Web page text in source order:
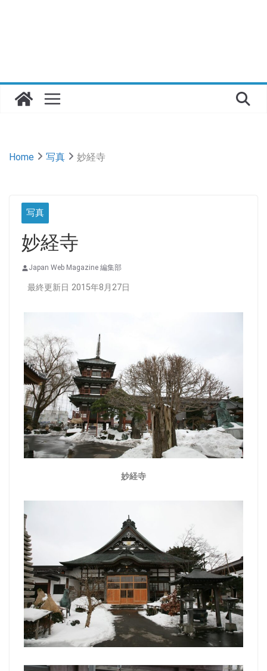
Home 写真 妙経寺
写真
妙経寺
Japan Web Magazine 編集部
最終更新日 2015年8月27日
妙経寺